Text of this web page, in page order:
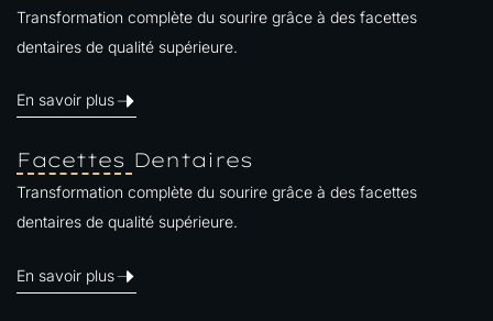
Transformation complète du sourire grâce à des facettes
dentaires de qualité supérieure.
En savoir plus
Facettes Dentaires
Transformation complète du sourire grâce à des facettes
dentaires de qualité supérieure.
En savoir plus